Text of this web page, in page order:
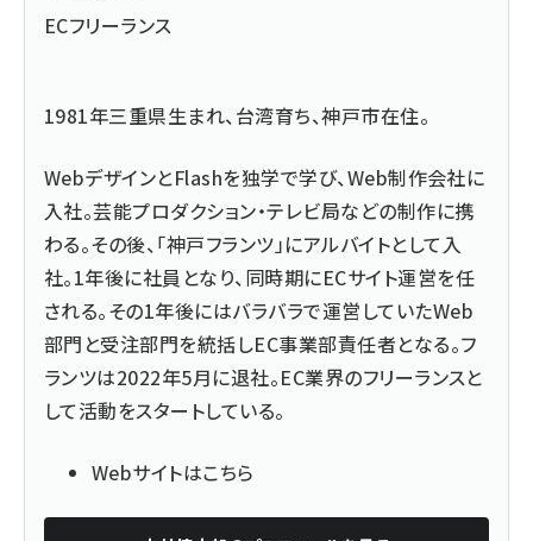
ECフリーランス
1981年三重県生まれ、台湾育ち、神戸市在住。
WebデザインとFlashを独学で学び、Web制作会社に
入社。芸能プロダクション・テレビ局などの制作に携
わる。その後、「神戸フランツ」にアルバイトとして入
社。1年後に社員となり、同時期にECサイト運営を任
される。その1年後にはバラバラで運営していたWeb
部門と受注部門を統括しEC事業部責任者となる。フ
ランツは2022年5月に退社。EC業界のフリーランスと
して活動をスタートしている。
Webサイトはこちら